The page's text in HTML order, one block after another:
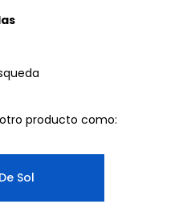
producto como:
Sol